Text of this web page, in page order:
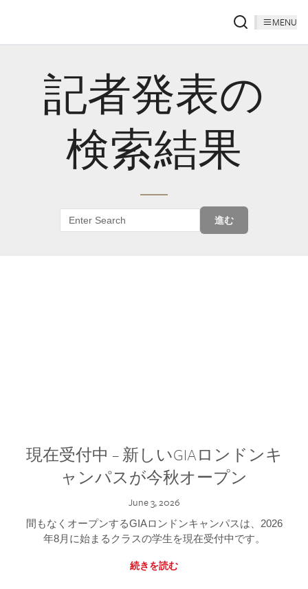
MENU
記者発表の
検索結果
進む
現在受付中 – 新しいGIAロンドンキ
ャンパスが今秋オープン
June 3, 2026
間もなくオープンするGIAロンドンキャンパスは、2026
年8月に始まるクラスの学生を現在受付中です。
続きを読む